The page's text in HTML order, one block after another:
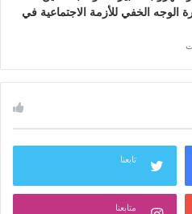
الوجه الخفي للأزمة الاجتماعية في
تابعنا
متابعنا